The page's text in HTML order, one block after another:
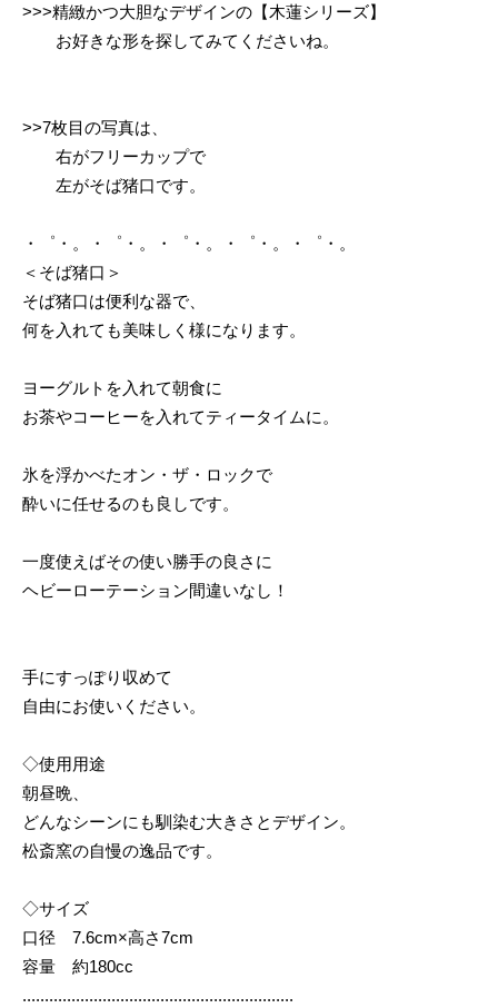
>>>精緻かつ大胆なデザインの【木蓮シリーズ】
お好きな形を探してみてくださいね。
>>7枚目の写真は、
右がフリーカップで
左がそば猪口です。
・゜・。・゜・。・゜・。・゜・。・゜・。
＜そば猪口＞
そば猪口は便利な器で、
何を入れても美味しく様になります。
ヨーグルトを入れて朝食に
お茶やコーヒーを入れてティータイムに。
氷を浮かべたオン・ザ・ロックで
酔いに任せるのも良しです。
一度使えばその使い勝手の良さに
ヘビーローテーション間違いなし！
手にすっぽり収めて
自由にお使いください。
◇使用用途
朝昼晩、
どんなシーンにも馴染む大きさとデザイン。
松斎窯の自慢の逸品です。
◇サイズ
口径 7.6cm×高さ7cm
容量 約180cc
.............................................................